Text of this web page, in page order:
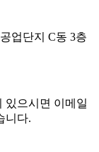
업단지 C동 3층
있으시면 이메일
니다.